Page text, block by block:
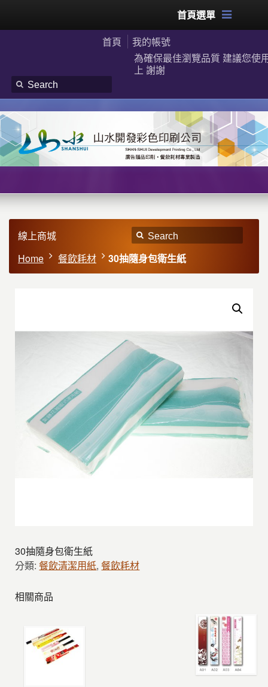
首頁選單
首頁
我的帳號
為確保最佳瀏覽品質 建議您使
上 謝謝
線上商城
Home
餐飲耗材 30抽隨身包衛生紙
30抽隨身包衛生紙
分類:餐飲清潔用紙,餐飲耗材
相關商品